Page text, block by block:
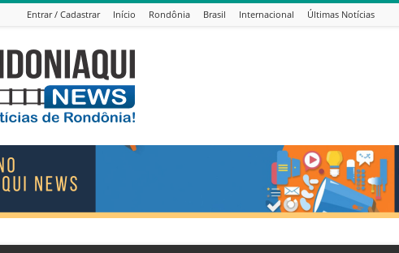
Entrar / Cadastrar Início Rondônia Brasil Internacional Últimas Notícias
Jornal
Eletrônico
Rondoniaqui
News